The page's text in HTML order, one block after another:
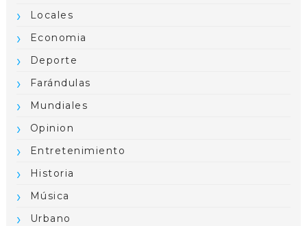
Locales
Economia
Deporte
Farándulas
Mundiales
Opinion
Entretenimiento
Historia
Música
Urbano